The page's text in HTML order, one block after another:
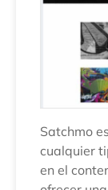
Satchmo
cualquier
en el